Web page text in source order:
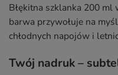
Błękitna szklanka 200 ml
barwa przywołuje na
chłodnych napojów i
Twój nadruk –